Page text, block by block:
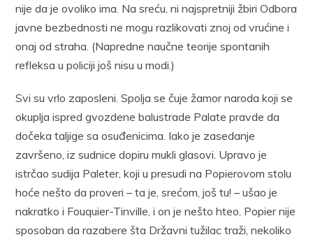
nije da je ovoliko ima. Na sreću, ni najspretniji žbiri Odbora
javne bezbednosti ne mogu razlikovati znoj od vrućine i
onaj od straha. (Napredne naučne teorije spontanih
refleksa u policiji još nisu u modi.)
Svi su vrlo zaposleni. Spolja se čuje žamor naroda koji se
okuplja ispred gvozdene balustrade Palate pravde da
dočeka taljige sa osuđenicima. Iako je zasedanje
završeno, iz sudnice dopiru mukli glasovi. Upravo je
istrčao sudija Paleter, koji u presudi na Popierovom stolu
hoće nešto da proveri – ta je, srećom, još tu! – ušao je
nakratko i Fouquier-Tinville, i on je nešto hteo, Popier nije
sposoban da razabere šta Državni tužilac traži, nekoliko